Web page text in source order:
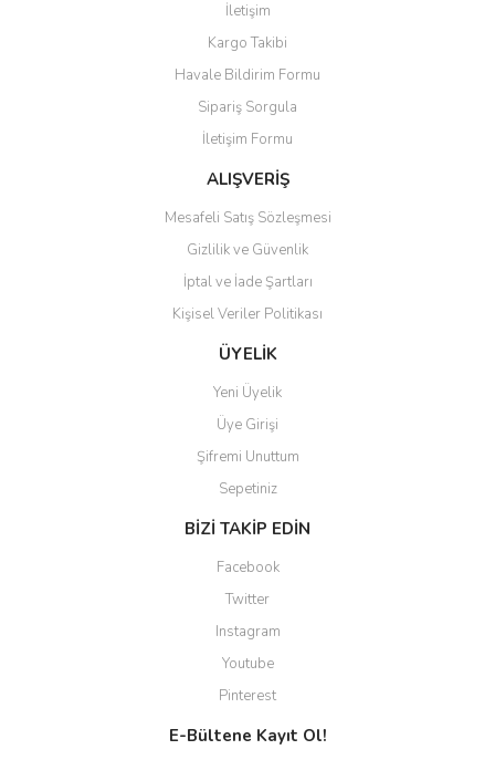
Ürün resmi kalitesiz, bozuk veya görüntülenemiyor.
Ürün açıklamasında eksik bilgiler bulunuyor.
Ürün bilgilerinde hatalar bulunuyor.
Ürün fiyatı diğer sitelerden daha pahalı.
Bu ürüne benzer farklı alternatifler olmalı.
Gönder
İletişim
Kargo Takibi
Havale Bildirim Formu
Sipariş Sorgula
İletişim Formu
ALIŞVERİŞ
Mesafeli Satış Sözleşmesi
Gizlilik ve Güvenlik
İptal ve İade Şartları
Kişisel Veriler Politikası
ÜYELİK
Yeni Üyelik
Üye Girişi
Şifremi Unuttum
Sepetiniz
BİZİ TAKİP EDİN
Facebook
Twitter
Instagram
Youtube
Pinterest
E-Bültene Kayıt Ol!